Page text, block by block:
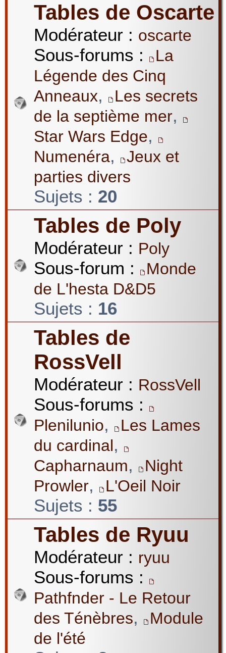
Tables de Oscarte
Modérateur : oscarte
Sous-forums :
La
Légende des Cinq
Anneaux,
Les secrets
de la septième mer,
Star Wars Edge,
Numenéra,
Jeux et
parties divers
Sujets : 20
Tables de Poly
Modérateur : Poly
Sous-forum :
Monde
de L'hesta D&D5
Sujets : 16
Tables de
RossVell
Modérateur : RossVell
Sous-forums :
Plenilunio,
Les Lames
du cardinal,
Capharnaum,
Night
Prowler, L'Oeil Noir
Sujets : 55
Tables de Ryuu
Modérateur : ryuu
Sous-forums :
Pathfnder - Le Retour
des Ténèbres,
Module
de l'été